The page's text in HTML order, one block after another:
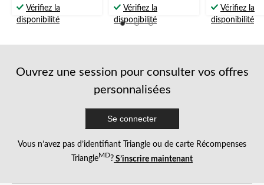
étoile(s)
sur
Vérifiez la
disponibilité
étoile(s)
sur
5.
Vérifiez la
disponibilité
étoile(s)
sur
Vérifiez la
disponibilité
Ouvrez une session pour consulter vos offres
personnalisées
Se connecter
Vous n’avez pas d’identifiant Triangle ou de carte Récompenses
TriangleMD? S’inscrire maintenant